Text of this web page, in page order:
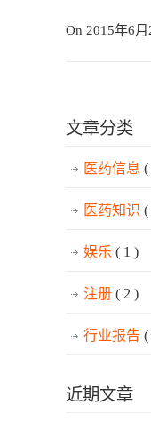
On 2015年6月
文章分类
医药信息 (
医药知识 (
娱乐 ( 1 )
注册 ( 2 )
行业报告 (
近期文章